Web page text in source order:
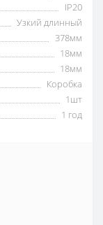
IP20
Узкий длинный
378мм
18мм
18мм
Коробка
1шт
1 год